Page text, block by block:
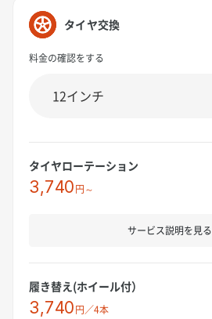
タイヤ交換
料金の確認をする
タイヤローテーション
3,740円～
サービス説明を見る
履き替え(ホイール付）
3,740円／4本